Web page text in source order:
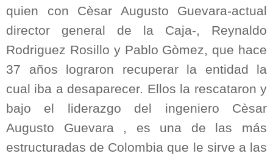
quien con Cèsar Augusto Guevara-actual
director general de la Caja-, Reynaldo
Rodriguez Rosillo y Pablo Gòmez, que hace
37 años lograron recuperar la entidad la
cual iba a desaparecer. Ellos la rescataron y
bajo el liderazgo del ingeniero Cèsar
Augusto Guevara , es una de las más
estructuradas de Colombia que le sirve a las